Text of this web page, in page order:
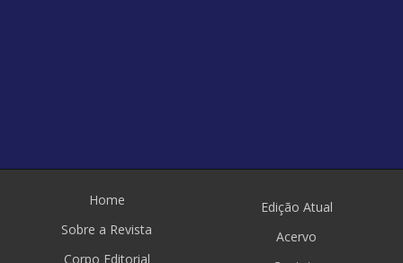
Home
Sobre a Revista
Corpo Editorial
Edição Atual
Acervo